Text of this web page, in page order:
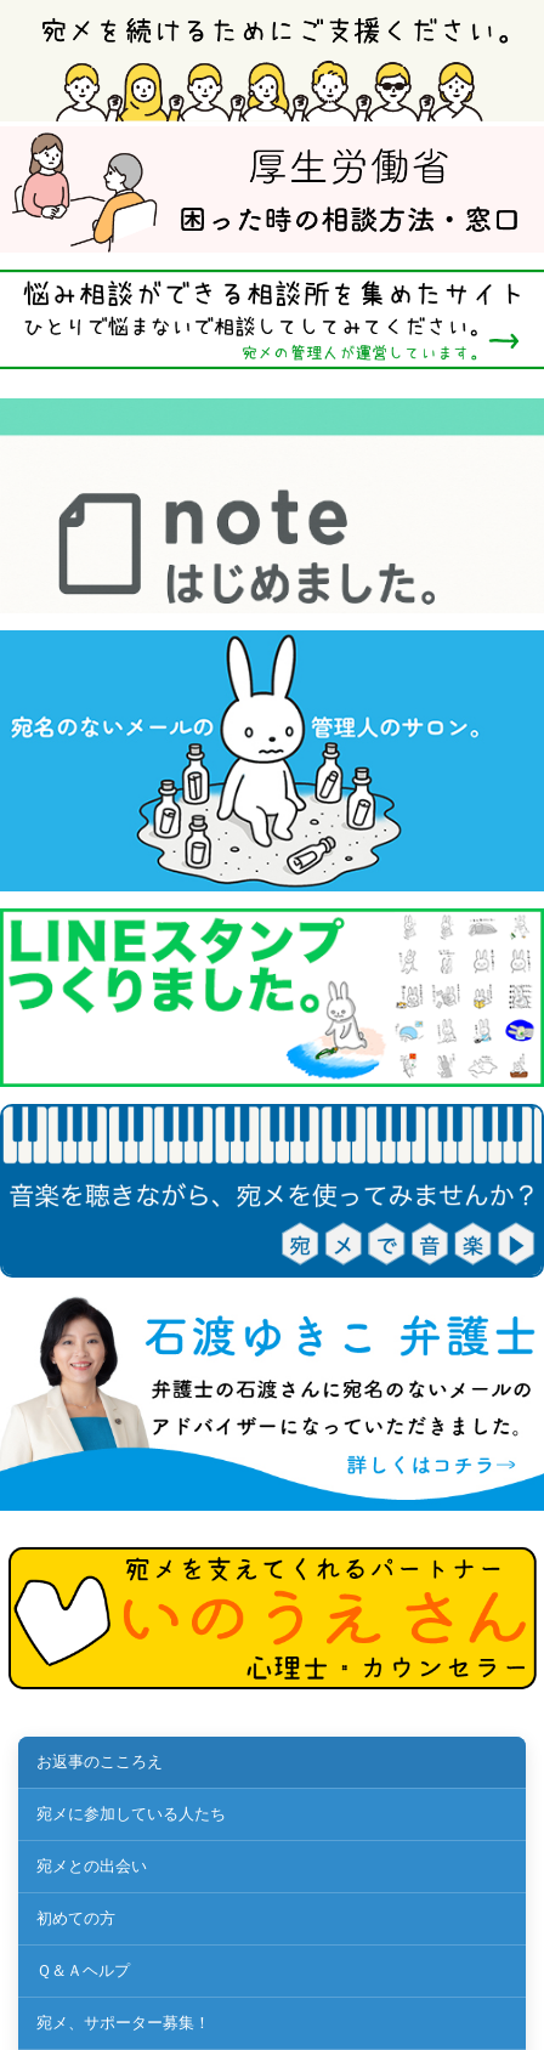
お返事のこころえ
宛メに参加している人たち
宛メとの出会い
初めての方
Ｑ＆Ａヘルプ
宛メ、サポーター募集！